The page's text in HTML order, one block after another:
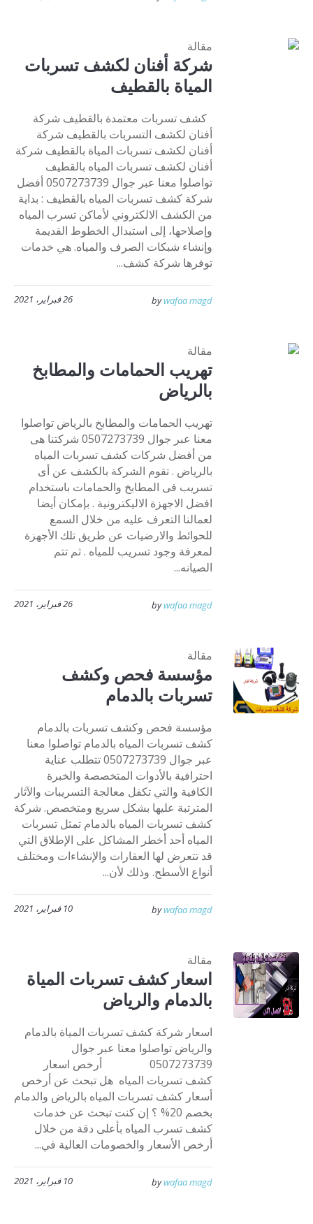
مقالة
شركة أفنان لكشف تسربات
المياة بالقطيف
كشف تسربات معتمدة بالقطيف شركة
أفنان لكشف التسربات بالقطيف شركة
أفنان لكشف تسربات المياة بالقطيف شركة
أفنان لكشف تسربات المياه بالقطيف
تواصلوا معنا عبر جوال 0507273739 أفضل
شركة كشف تسربات المياه بالقطيف : بداية
من الكشف الالكتروني لأماكن تسرب المياه
وإصلاحها، إلى استبدال الخطوط القديمة
وإنشاء شبكات الصرف والمياه. هي خدمات
توفرها شركة كشف...
26 فبراير، 2021 bywafaa magd
مقالة
تهريب الحمامات والمطابخ
بالرياض
تهريب الحمامات والمطابخ بالرياض تواصلوا
معنا عبر جوال 0507273739 شركتنا هى
من أفضل شركات كشف تسربات المياه
بالرياض . تقوم الشركة بالكشف عن أى
تسريب فى المطابخ والحمامات باستخدام
افضل الاجهزة الاليكترونية . بإمكان أيضا
لعمالنا التعرف عليه من خلال السمع
للحوائط والارضيات عن طريق تلك الأجهزة
لمعرفة وجود تسريب للمياه . ثم تتم
الصيانه...
26 فبراير، 2021 bywafaa magd
مقالة
مؤسسة فحص وكشف
تسربات بالدمام
مؤسسة فحص وكشف تسربات بالدمام
كشف تسربات المياه بالدمام تواصلوا معنا
عبر جوال 0507273739 تتطلب عناية
احترافية بالأدوات المتخصصة والخبرة
الكافية والتي تكفل معالجة التسريبات والآثار
المترتبة عليها بشكل سريع ومتخصص. شركة
كشف تسربات المياه بالدمام تمثل تسربات
المياه أحد أخطر المشاكل على الإطلاق التي
قد تتعرض لها العقارات والإنشاءات ومختلف
أنواع الأسطح. وذلك لأن...
10 فبراير، 2021 bywafaa magd
مقالة
اسعار كشف تسربات المياة
بالدمام والرياض
اسعار شركة كشف تسربات المياة بالدمام
والرياض تواصلوا معنا عبر جوال
0507273739 أرخص اسعار
كشف تسربات المياه هل تبحث عن أرخص
أسعار كشف تسربات المياه بالرياض والدمام
بخصم 20% ؟ إن كنت تبحث عن خدمات
كشف تسرب المياه بأعلى دقة من خلال
أرخص الأسعار والخصومات العالية في...
10 فبراير، 2021 bywafaa magd